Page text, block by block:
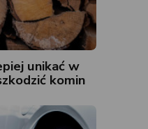
unikać w
komin